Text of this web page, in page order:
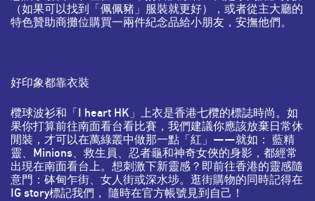
（如果可以找到「佩佩豬」服裝就更好），或者從主大廳的
特色贊助商攤位購買一兩件紀念品給小朋友，安撫他們。
好印象都靠衣裝
欖球波衫和「I heart HK」上衣是香港七欖的標誌時尚。如
果你打算前往南面看台看比賽，我們建議你應該放棄日常休
閒裝，才可以在萬綠叢中做那一點「紅」——就如： 藍精
靈、Minions、救生員、忍者龜和神奇女俠的身影，都經常
出現在南面看台上。想刺激下新靈感？即前往香港的靈感隨
意門：砵甸乍街、女人街或深水埗。逛街購物的同時記得在
IG story標記我們， 隨時在官方帳號見到自己！